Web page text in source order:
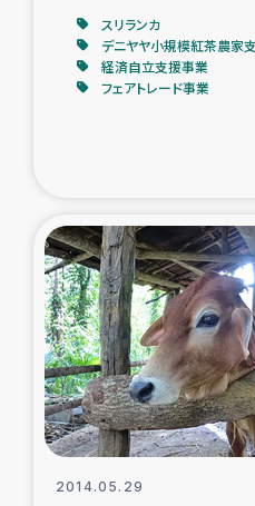
ミャンマ
タイ国境ミャン
漁民によるマン
レバノンでのシリア
スリランカ
デニヤヤ小規模紅茶農家
経済自立支援事業
フェアトレード事業
2014.05.29